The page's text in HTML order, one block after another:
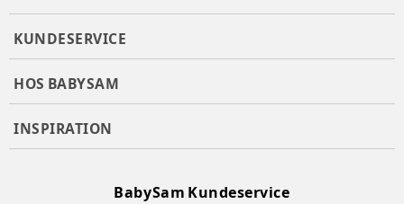
KUNDESERVICE
HOS BABYSAM
INSPIRATION
BabySam Kundeservice